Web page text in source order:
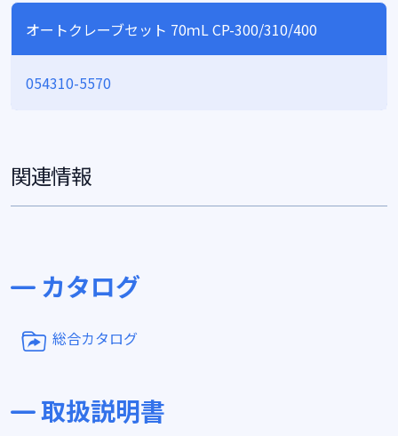
オートクレーブセット 70ｍL CP-300/310/400
054310-5570
関連情報
カタログ
総合カタログ
取扱説明書